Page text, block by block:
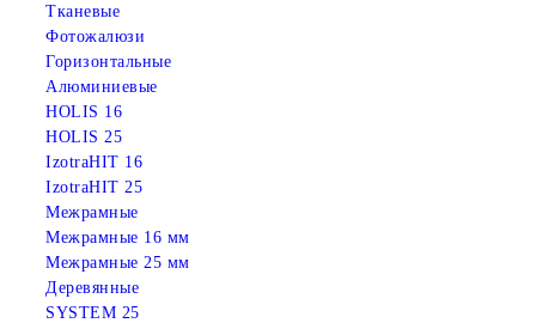
Тканевые
Фотожалюзи
Горизонтальные
Алюминиевые
HOLIS 16
HOLIS 25
IzotraHIT 16
IzotraHIT 25
Межрамные
Межрамные 16 мм
Межрамные 25 мм
Деревянные
SYSTEM 25